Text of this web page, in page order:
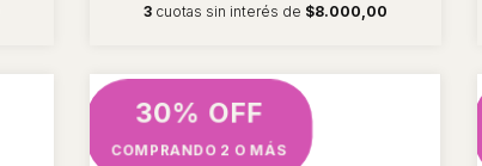
3 cuotas sin interés de $8.000,00
30% OFF
COMPRANDO 2 O MÁS